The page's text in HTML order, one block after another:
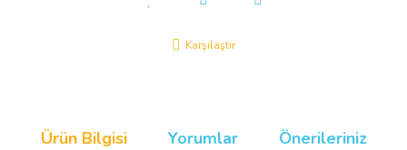
Karşılaştır
Ürün Bilgisi Yorumlar Önerileriniz